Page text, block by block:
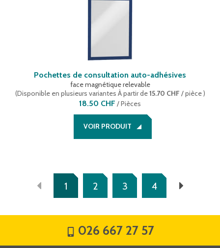
Pochettes de consultation auto-adhésives
face magnétique relevable
(Disponible en plusieurs variantes À partir de15.70 CHF / pièce)
18.50 CHF /Pièces
VOIR PRODUIT
1 2 3 4
026 667 27 57